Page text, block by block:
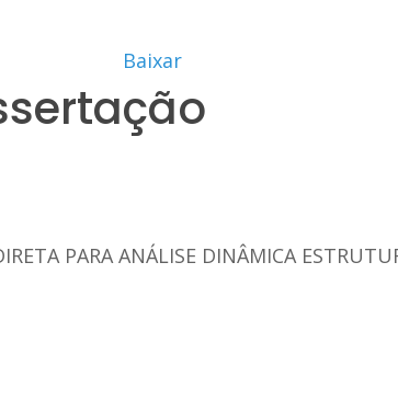
Baixar
PARA ANÁLISE DINÂMICA